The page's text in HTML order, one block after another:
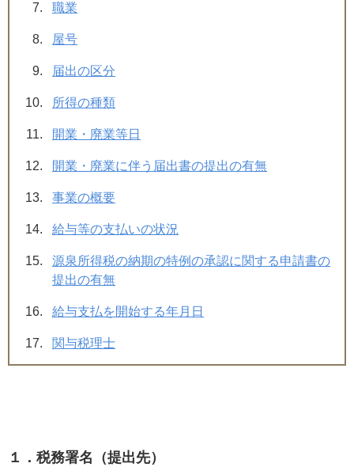
職業
屋号
届出の区分
所得の種類
開業・廃業等日
開業・廃業に伴う届出書の提出の有無
事業の概要
給与等の支払いの状況
源泉所得税の納期の特例の承認に関する申請書の
提出の有無
給与支払を開始する年月日
関与税理士
１．税務署名（提出先）